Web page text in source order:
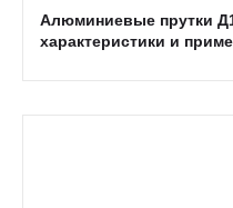
Алюминиевые прутки
характеристики и